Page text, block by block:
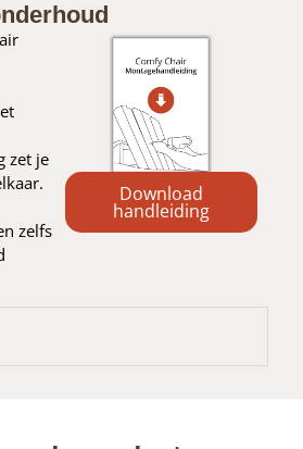
zet je
zelfs
Download
handleiding